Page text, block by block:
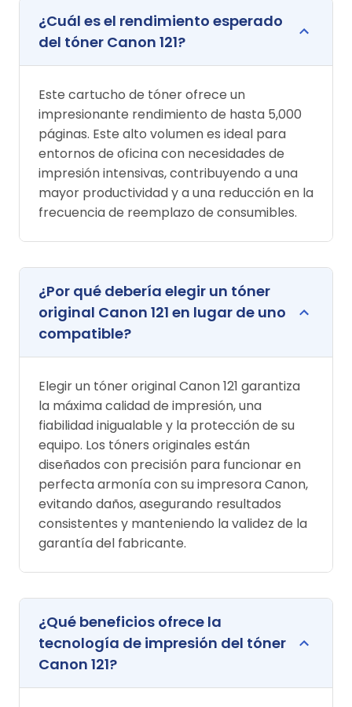
¿Cuál es el rendimiento esperado
del tóner Canon 121?
Este cartucho de tóner ofrece un
impresionante rendimiento de hasta 5,000
páginas. Este alto volumen es ideal para
entornos de oficina con necesidades de
impresión intensivas, contribuyendo a una
mayor productividad y a una reducción en la
frecuencia de reemplazo de consumibles.
¿Por qué debería elegir un tóner
original Canon 121 en lugar de uno
compatible?
Elegir un tóner original Canon 121 garantiza
la máxima calidad de impresión, una
fiabilidad inigualable y la protección de su
equipo. Los tóners originales están
diseñados con precisión para funcionar en
perfecta armonía con su impresora Canon,
evitando daños, asegurando resultados
consistentes y manteniendo la validez de la
garantía del fabricante.
¿Qué beneficios ofrece la
tecnología de impresión del tóner
Canon 121?